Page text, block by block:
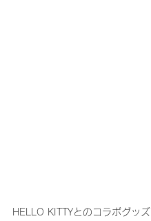
HELLO KITTYとのコラボグッズ